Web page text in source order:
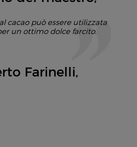
cacao può essere utilizzata
un ottimo dolce farcito.
Farinelli